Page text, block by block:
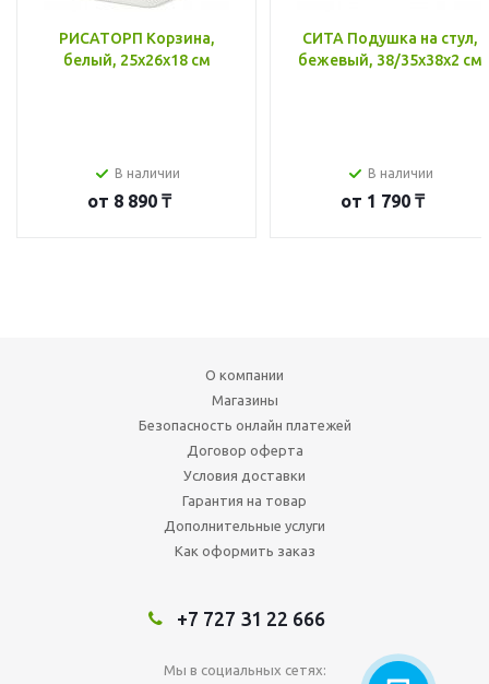
РИСАТОРП Корзина,
белый, 25x26x18 см
В наличии
от 8 890 ₸
СИТА Подушка на стул,
бежевый, 38/35x38x2 см
В наличии
от 1 790 ₸
О компании
Магазины
Безопасность онлайн платежей
Договор оферта
Условия доставки
Гарантия на товар
Дополнительные услуги
Как оформить заказ
+7 727 31 22 666
Мы в социальных сетях: